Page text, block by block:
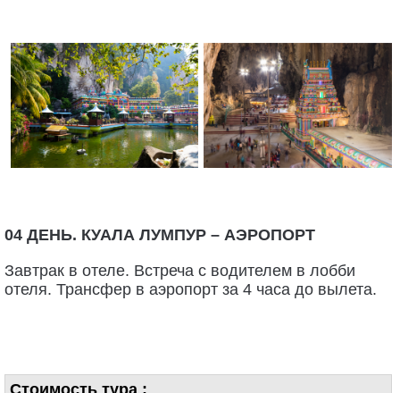
04 ДЕНЬ. КУАЛА ЛУМПУР – АЭРОПОРТ
Завтрак в отеле. Встреча с водителем в лобби
отеля. Трансфер в аэропорт за 4 часа до вылета.
Стоимость тура :